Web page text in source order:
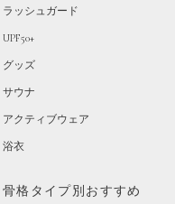
ラッシュガード
UPF50+
グッズ
サウナ
アクティブウェア
浴衣
骨格タイプ別おすすめ